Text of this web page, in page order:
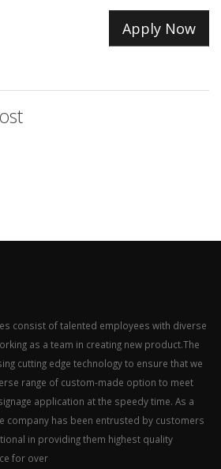
Apply Now
consist of talented employees with diverse
as a team in creating new product.The
cutting edge technology to ensure that we
range of custom-made option to meet
application at the speedy time. As a
company has been entrusted by customers
in providing them highest quality
for over